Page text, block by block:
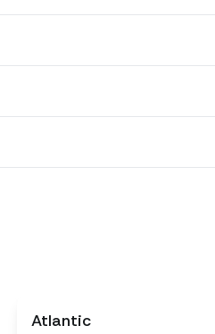
Atlantic